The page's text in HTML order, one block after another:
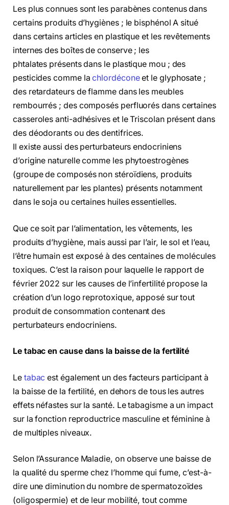
Les plus connues sont les parabènes contenus dans
certains produits d’hygiènes ; le bisphénol A situé
dans certains articles en plastique et les revêtements
internes des boîtes de conserve ; les
phtalates présents dans le plastique mou ; des
pesticides comme lachlordéconeet le glyphosate ;
des retardateurs de flamme dans les meubles
rembourrés ; des composés perfluorés dans certaines
casseroles anti-adhésives et le Triscolan présent dans
des déodorants ou des dentifrices.
Il existe aussi des perturbateurs endocriniens
d’origine naturelle comme les phytoestrogènes
(groupe de composés non stéroïdiens, produits
naturellement par les plantes) présents notamment
dans le soja ou certaines huiles essentielles.
Que ce soit par l’alimentation, les vêtements, les
produits d’hygiène, mais aussi par l’air, le sol et l’eau,
l’être humain est exposé à des centaines de molécules
toxiques. C’est la raison pour laquelle le rapport de
février 2022 sur les causes de l’infertilité propose la
création d’un logo reprotoxique, apposé sur tout
produit de consommation contenant des
perturbateurs endocriniens.
Le tabac en cause dans la baisse de la fertilité
Le tabac est également un des facteurs participant à
la baisse de la fertilité, en dehors de tous les autres
effets néfastes sur la santé. Le tabagisme a un impact
sur la fonction reproductrice masculine et féminine à
de multiples niveaux.
Selon l’Assurance Maladie, on observe une baisse de
la qualité du sperme chez l’homme qui fume, c’est-à-
dire une diminution du nombre de spermatozoïdes
(oligospermie) et de leur mobilité, tout comme